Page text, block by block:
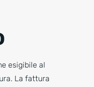
esigibile al
La fattura